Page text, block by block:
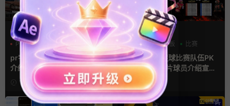
PR基本图形mogrt
PR基本图形
PR字幕模板
人物介绍
pr字幕模板 9组胶带贴纸人物
介绍角标动画PR模版
18小时前
AE模板
分数
字幕模板 比赛
ae体育模板 足球比赛队伍PK
比分牌对决卡片球员介绍宣传
视频AE模板
18小时前